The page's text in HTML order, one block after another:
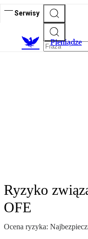
Serwisy
Pieniądze
Ryzyko
OFE
Ocena ryzyka: